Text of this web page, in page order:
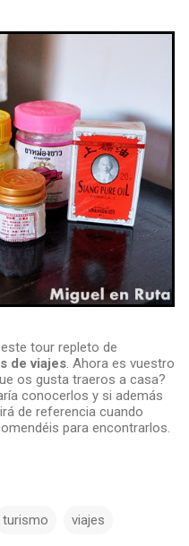
tour repleto de
de viajes. Ahora es vuestro
os gusta traeros a casa?
conocerlos y si además
de referencia cuando
para encontrarlos.
turismo viajes